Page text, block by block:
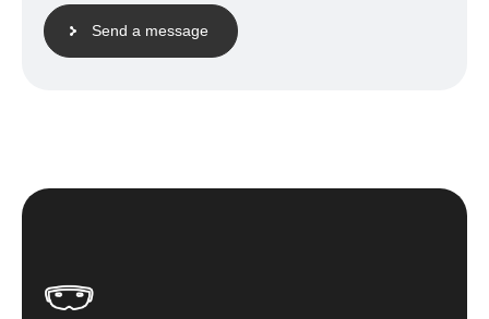
Send a message